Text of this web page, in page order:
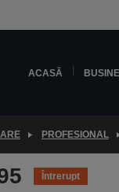
ACASĂ
PROFESIONAL
Întrerupt